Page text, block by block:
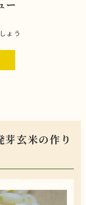
ー
ょう
玄米の作り